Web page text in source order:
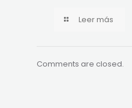
Leer más
Comments are closed.